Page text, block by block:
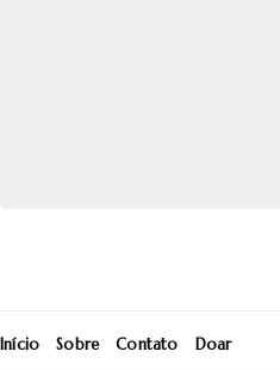
Início Sobre Contato Doar